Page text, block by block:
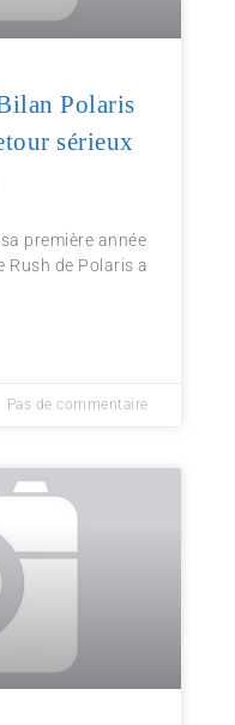
Polaris
sérieux
première année
Rush de Polaris a
Pas de commentaire